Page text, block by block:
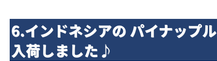
6.インドネシアの パイナップ
入荷しました♪